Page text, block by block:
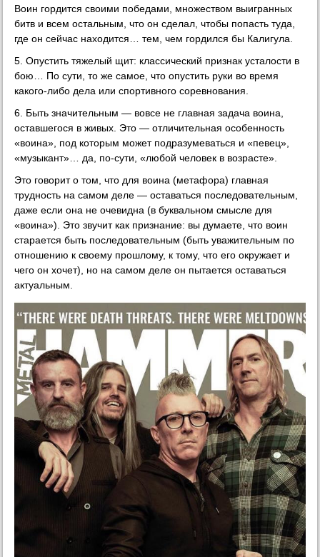
Воин гордится своими победами, множеством выигранных
битв и всем остальным, что он сделал, чтобы попасть туда,
где он сейчас находится… тем, чем гордился бы Калигула.
5. Опустить тяжелый щит: классический признак усталости в
бою… По сути, то же самое, что опустить руки во время
какого-либо дела или спортивного соревнования.
6. Быть значительным — вовсе не главная задача воина,
оставшегося в живых. Это — отличительная особенность
«воина», под которым может подразумеваться и «певец»,
«музыкант»… да, по-сути, «любой человек в возрасте».
Это говорит о том, что для воина (метафора) главная
трудность на самом деле — оставаться последовательным,
даже если она не очевидна (в буквальном смысле для
«воина»). Это звучит как признание: вы думаете, что воин
старается быть последовательным (быть уважительным по
отношению к своему прошлому, к тому, что его окружает и
чего он хочет), но на самом деле он пытается оставаться
актуальным.